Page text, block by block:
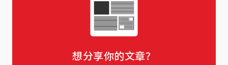
想分享你的文章？